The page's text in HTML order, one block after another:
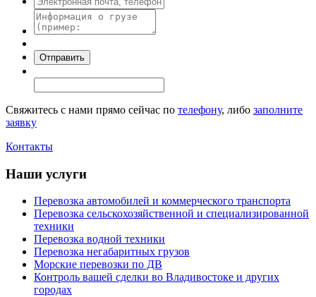
Свяжитесь с нами прямо сейчас по телефону, либо заполните
заявку
Контакты
Наши услуги
Перевозка автомобилей и коммерческого транспорта
Перевозка сельскохозяйственной и специализированной
техники
Перевозка водной техники
Перевозка негабаритных грузов
Морские перевозки по ДВ
Контроль вашей сделки во Владивостоке и других
городах